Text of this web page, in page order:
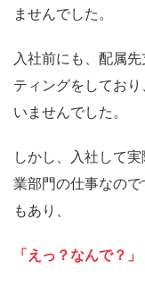
ませんでした。
入社前にも、配属
ティングをしてお
いませんでした。
しかし、入社して
業部門の仕事なの
もあり、
「えっ？なんで？」